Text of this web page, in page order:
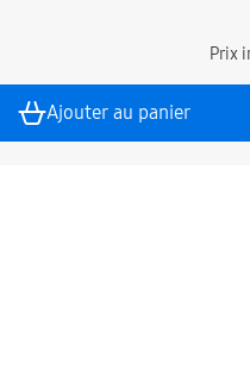
Prix
Ajouter au panier